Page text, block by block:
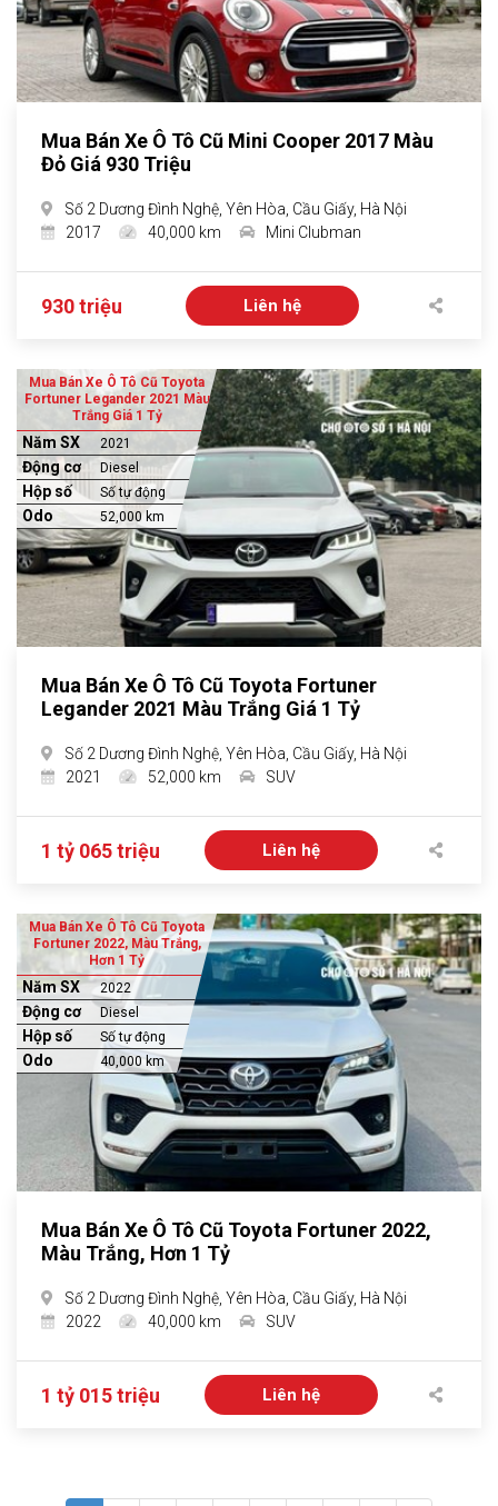
Mua Bán Xe Ô Tô Cũ Mini Cooper 2017 Màu
Đỏ Giá 930 Triệu
Số 2 Dương Đình Nghệ, Yên Hòa, Cầu Giấy, Hà Nội
2017
40,000 km Mini Clubman
930 triệu Liên hệ
Mua Bán Xe Ô Tô Cũ Toyota
Fortuner Legander 2021 Màu
Trắng Giá 1 Tỷ
Năm SX 2021
Động cơ Diesel
Hộp số Số tự động
Odo 52,000 km
Mua Bán Xe Ô Tô Cũ Toyota Fortuner
Legander 2021 Màu Trắng Giá 1 Tỷ
Số 2 Dương Đình Nghệ, Yên Hòa, Cầu Giấy, Hà Nội
2021
52,000 km SUV
1 tỷ 065 triệu Liên hệ
Mua Bán Xe Ô Tô Cũ Toyota
Fortuner 2022, Màu Trắng,
Hơn 1 Tỷ
Năm SX 2022
Động cơ Diesel
Hộp số Số tự động
Odo 40,000 km
Mua Bán Xe Ô Tô Cũ Toyota Fortuner 2022,
Màu Trắng, Hơn 1 Tỷ
Số 2 Dương Đình Nghệ, Yên Hòa, Cầu Giấy, Hà Nội
2022
40,000 km SUV
1 tỷ 015 triệu Liên hệ